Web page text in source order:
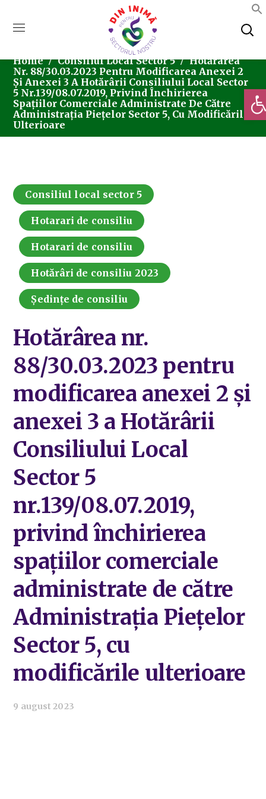
Home Consiliul Local Sector 5
Hotărârea
Nr. 88/30.03.2023 Pentru Modificarea Anexei 2
Și Anexei 3 A Hotărârii Consiliului Local Sector
5 Nr.139/08.07.2019, Privind Închirierea
Spațiilor Comerciale Administrate De Către
Administrația Piețelor Sector 5, Cu Modificările
Ulterioare
Consiliul local sector 5
Hotarari de consiliu
Hotarari de consiliu
Hotărâri de consiliu 2023
Ședințe de consiliu
Hotărârea nr.
88/30.03.2023 pentru
modificarea anexei 2 și
anexei 3 a Hotărârii
Consiliului Local
Sector 5
nr.139/08.07.2019,
privind închirierea
spațiilor comerciale
administrate de către
Administrația Piețelor
Sector 5, cu
modificările ulterioare
9 august 2023